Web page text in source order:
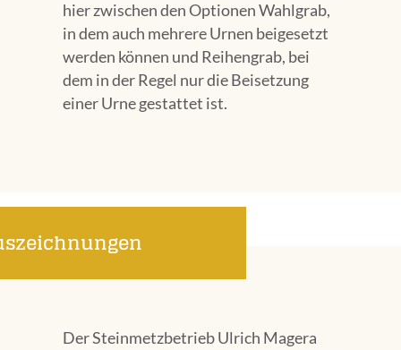
hier zwischen den Optionen Wahlgrab,
in dem auch mehrere Urnen beigesetzt
werden können und Reihengrab, bei
dem in der Regel nur die Beisetzung
einer Urne gestattet ist.
Der Steinmetzbetrieb Ulrich Magera